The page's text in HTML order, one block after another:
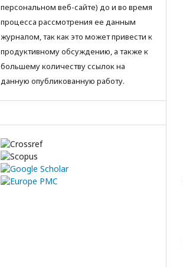
персональном веб-сайте) до и во время
процесса рассмотрения ее данным
журналом, так как это может привести к
продуктивному обсуждению, а также к
большему количеству ссылок на
данную опубликованную работу.